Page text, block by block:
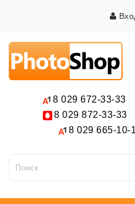
8 029 672-33-33
8 029 872-33-33
8 029 665-10-